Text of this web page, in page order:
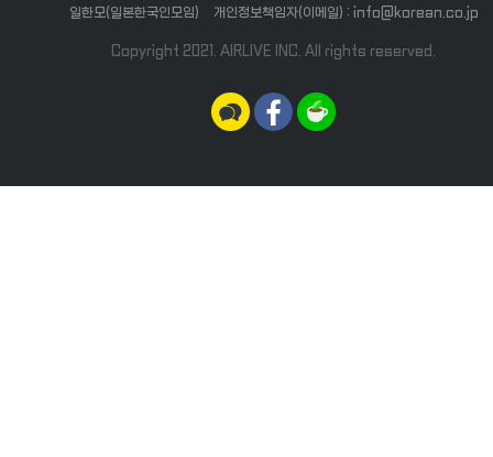
일한모(일본한국인모임) 개인정보책임자(이메일) : info@korean.co.jp
Copyright 2021. AIRLIVE INC. All rights reserved.